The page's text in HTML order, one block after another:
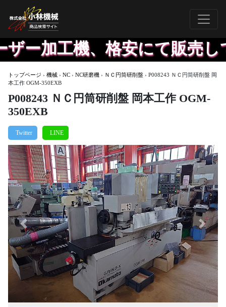
機、格安にて販売してお
トップページ › 機械 › NC › NC研磨機 › ＮＣ円筒研削盤 › P008243 ＮＣ円筒研削盤 岡
本工作 OGM-350EXB
P008243 ＮＣ円筒研削盤 岡本工作 OGM-
350EXB
Previous Next